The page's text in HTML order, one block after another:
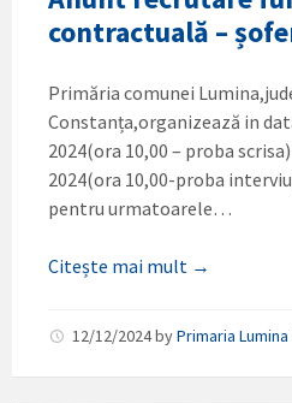
contractuală –
Primăria comunei
Constanța,organizează in
2024(ora 10,00 – proba
2024(ora 10,00-proba
pentru urmatoarele…
Citește mai mult →
12/12/2024byPrimaria Lumina